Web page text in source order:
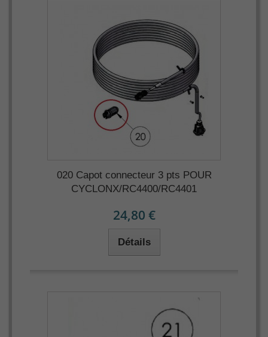
020 Capot connecteur 3 pts POUR
CYCLONX/RC4400/RC4401
24,80 €
Détails